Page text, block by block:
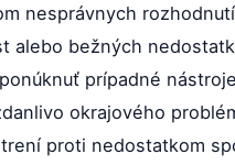
nesprávnych
alebo bežných
prípadné
okrajového
proti nedostatkom